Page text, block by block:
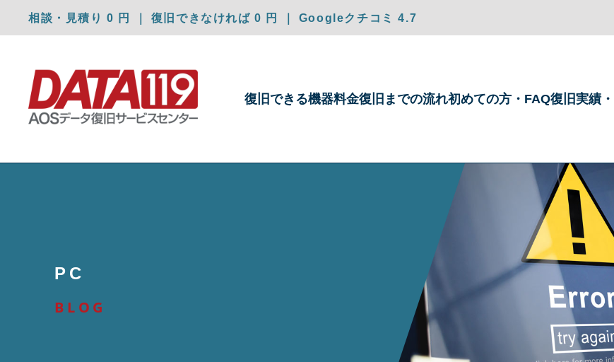
相談・見積り 0 円 ｜ 復旧できなければ 0 円 ｜ Googleクチコミ 4.7
復旧できる機器料金復旧までの流れ初めての方・ FAQ復旧実績・
PC
BLOG